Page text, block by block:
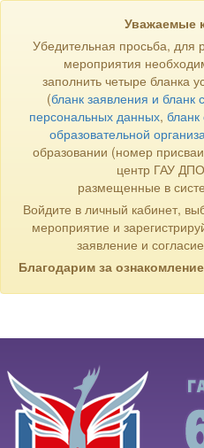
Уважаемые
Убедительная просьба, для
мероприятия
заполнить четыре бланка
(бланк заявления и бланк
персональных данных,
образовательной
образовании (номер
центр ГАУ
размещенные в
Войдите в личный кабинет,
мероприятие и
заявление и
Благодарим за